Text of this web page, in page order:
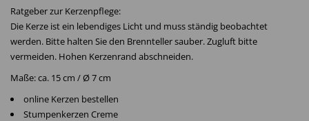
Ratgeber zur Kerzenpflege:
Die Kerze ist ein lebendiges Licht und muss ständig beobachtet
werden. Bitte halten Sie den Brennteller sauber. Zugluft bitte
vermeiden. Hohen Kerzenrand abschneiden.
Maße: ca. 15 cm / Ø 7 cm
online Kerzen bestellen
Stumpenkerzen Creme